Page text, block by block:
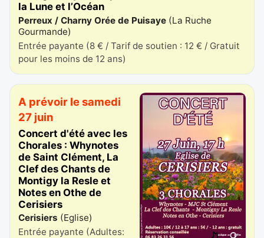
la Lune et l’Océan
Perreux / Charny Orée de Puisaye (La Ruche
Gourmande)
Entrée payante (8 € / Tarif de soutien : 12 € / Gratuit
pour les moins de 12 ans)
A prévoir le samedi
27 juin
Concert d'été avec les
Chorales : Whynotes
de Saint Clément, La
Clef des Chants de
Montigy la Resle et
Notes en Othe de
Cerisiers
Cerisiers (Eglise)
Entrée payante (Adultes: